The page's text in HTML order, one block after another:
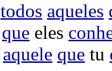
todos aqueles
que eles
aquele que tu